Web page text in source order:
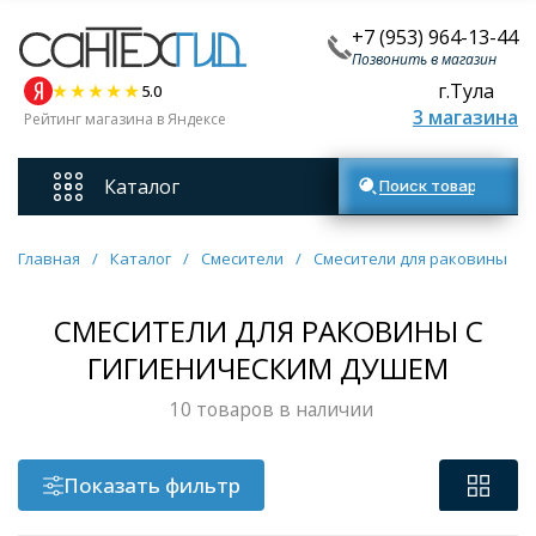
+7 (953) 964-13-44
Позвонить в магазин
5.0
Рейтинг магазина в Яндексе
г.Тула
3 магазина
Каталог
Смесители
Унитазы
Мебель для ванных комнат
Ванны
Поиск товаров
Главная / Каталог / Смесители / Смесители для раковины
СМЕСИТЕЛИ ДЛЯ РАКОВИНЫ С
ГИГИЕНИЧЕСКИМ ДУШЕМ​
10 товаров в наличии
Показать фильтр